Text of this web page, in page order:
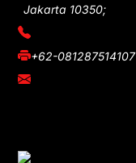
Jakarta 10350;
(021) 3908026
+62-081287514107
adm@iawnews.com